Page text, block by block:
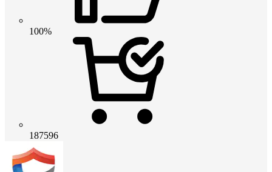
100%
187596